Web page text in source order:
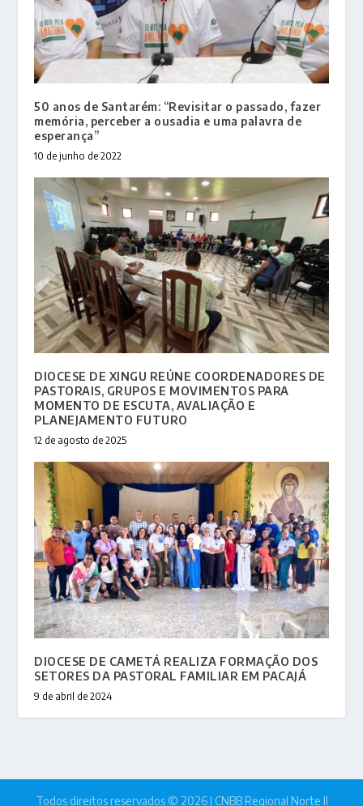
50 anos de Santarém: “Revisitar o passado, fazer
memória, perceber a ousadia e uma palavra de
esperança”
10 de junho de 2022
DIOCESE DE XINGU REÚNE COORDENADORES DE
PASTORAIS, GRUPOS E MOVIMENTOS PARA
MOMENTO DE ESCUTA, AVALIAÇÃO E
PLANEJAMENTO FUTURO
12 de agosto de 2025
DIOCESE DE CAMETÁ REALIZA FORMAÇÃO DOS
SETORES DA PASTORAL FAMILIAR EM PACAJÁ
9 de abril de 2024
Todos direitos reservados © 2026 | CNBB Regional Norte II